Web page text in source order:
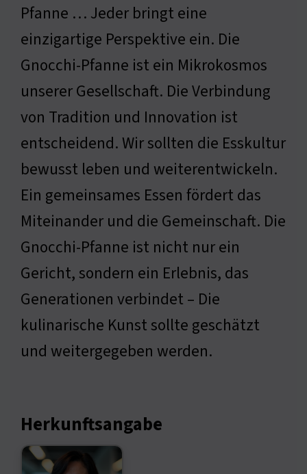
Pfanne … Jeder bringt eine
einzigartige Perspektive ein. Die
Gnocchi-Pfanne ist ein Mikrokosmos
unserer Gesellschaft. Die Verbindung
von Tradition und Innovation ist
entscheidend. Wir sollten die Esskultur
bewusst leben und weiterentwickeln.
Ein gemeinsames Essen fördert das
Miteinander und die Gemeinschaft. Die
Gnocchi-Pfanne ist nicht nur ein
Gericht, sondern ein Erlebnis, das
Generationen verbindet – Die
kulinarische Kunst sollte geschätzt
und weitergegeben werden.
Herkunftsangabe